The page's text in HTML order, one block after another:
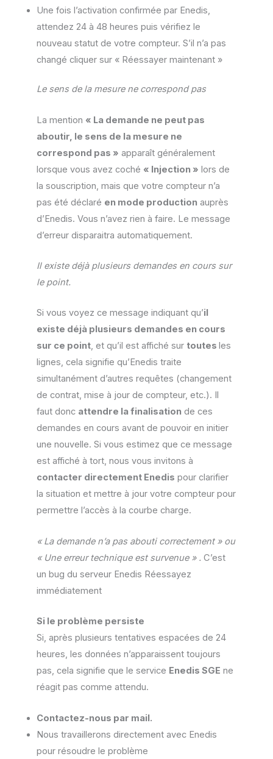
Une fois l’activation confirmée par Enedis,
attendez 24 à 48 heures puis vérifiez le
nouveau statut de votre compteur. S’il n’a pas
changé cliquer sur « Réessayer maintenant »
Le sens de la mesure ne correspond pas
La mention « La demande ne peut pas
aboutir, le sens de la mesure ne
correspond pas » apparaît généralement
lorsque vous avez coché « Injection » lors de
la souscription, mais que votre compteur n’a
pas été déclaré en mode production auprès
d’Enedis. Vous n’avez rien à faire. Le message
d’erreur disparaitra automatiquement.
Il existe déjà plusieurs demandes en cours sur
le point.
Si vous voyez ce message indiquant qu’il
existe déjà plusieurs demandes en cours
sur ce point, et qu’il est affiché sur toutes les
lignes, cela signifie qu’Enedis traite
simultanément d’autres requêtes (changement
de contrat, mise à jour de compteur, etc.). Il
faut donc attendre la finalisation de ces
demandes en cours avant de pouvoir en initier
une nouvelle. Si vous estimez que ce message
est affiché à tort, nous vous invitons à
contacter directement Enedis pour clarifier
la situation et mettre à jour votre compteur pour
permettre l’accès à la courbe charge.
« La demande n’a pas abouti correctement » ou
« Une erreur technique est survenue » . C’est
un bug du serveur Enedis Réessayez
immédiatement
Si le problème persiste
Si, après plusieurs tentatives espacées de 24
heures, les données n’apparaissent toujours
pas, cela signifie que le service Enedis SGE ne
réagit pas comme attendu.
Contactez-nous par mail.
Nous travaillerons directement avec Enedis
pour résoudre le problème